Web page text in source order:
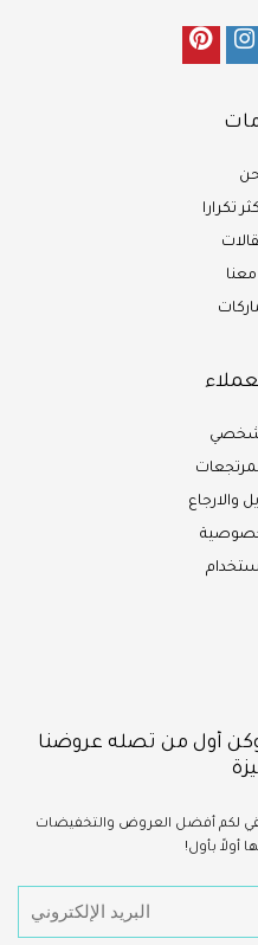
تكرارا
والارجاع
وكن أول من تصله عروضنا
لكم أفضل العروض والتخفيضات
أولاً بأول!